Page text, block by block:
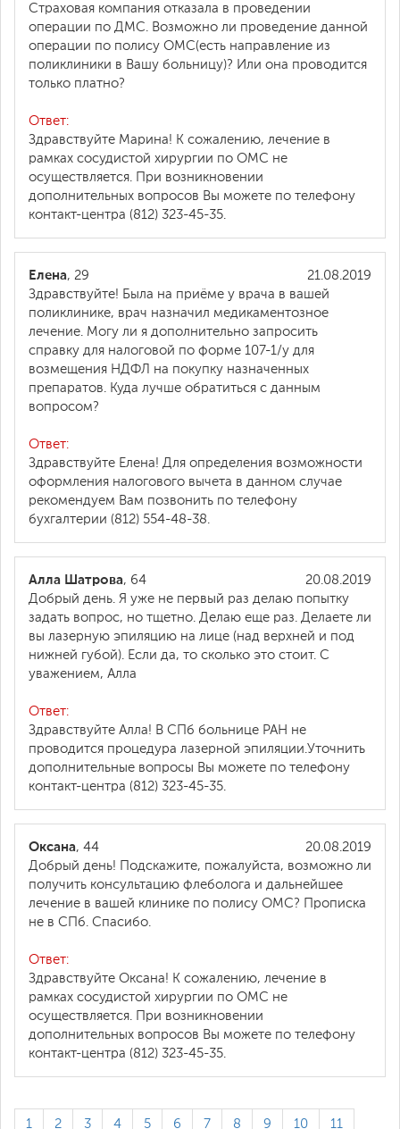
Страховая компания отказала в проведении
операции по ДМС. Возможно ли проведение данной
операции по полису ОМС(есть направление из
поликлиники в Вашу больницу)? Или она проводится
только платно?
Ответ:
Здравствуйте Марина! К сожалению, лечение в
рамках сосудистой хирургии по ОМС не
осуществляется. При возникновении
дополнительных вопросов Вы можете по телефону
контакт-центра (812) 323-45-35.
21.08.2019
Елена, 29
Здравствуйте! Была на приёме у врача в вашей
поликлинике, врач назначил медикаментозное
лечение. Могу ли я дополнительно запросить
справку для налоговой по форме 107-1/у для
возмещения НДФЛ на покупку назначенных
препаратов. Куда лучше обратиться с данным
вопросом?
Ответ:
Здравствуйте Елена! Для определения возможности
оформления налогового вычета в данном случае
рекомендуем Вам позвонить по телефону
бухгалтерии (812) 554-48-38.
20.08.2019
Алла Шатрова, 64
Добрый день. Я уже не первый раз делаю попытку
задать вопрос, но тщетно. Делаю еще раз. Делаете ли
вы лазерную эпиляцию на лице (над верхней и под
нижней губой). Если да, то сколько это стоит. С
уважением, Алла
Ответ:
Здравствуйте Алла! В СПб больнице РАН не
проводится процедура лазерной эпиляции.Уточнить
дополнительные вопросы Вы можете по телефону
контакт-центра (812) 323-45-35.
20.08.2019
Оксана, 44
Добрый день! Подскажите, пожалуйста, возможно ли
получить консультацию флеболога и дальнейшее
лечение в вашей клинике по полису ОМС? Прописка
не в СПб. Спасибо.
Ответ:
Здравствуйте Оксана! К сожалению, лечение в
рамках сосудистой хирургии по ОМС не
осуществляется. При возникновении
дополнительных вопросов Вы можете по телефону
контакт-центра (812) 323-45-35.
1 2 3 4 5 6 7 8 9 10 11